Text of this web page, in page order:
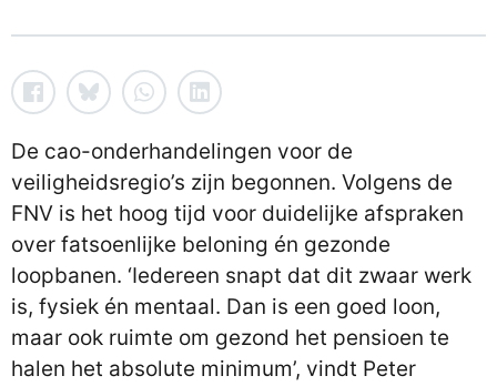
De cao-onderhandelingen voor de
veiligheidsregio’s zijn begonnen. Volgens de
FNV is het hoog tijd voor duidelijke afspraken
over fatsoenlijke beloning én gezonde
loopbanen. ‘Iedereen snapt dat dit zwaar werk
is, fysiek én mentaal. Dan is een goed loon,
maar ook ruimte om gezond het pensioen te
halen het absolute minimum’, vindt Peter